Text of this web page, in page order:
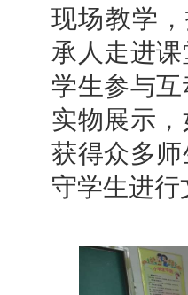
现场教学
承人走进
学生参与
实物展示
获得众多
守学生进